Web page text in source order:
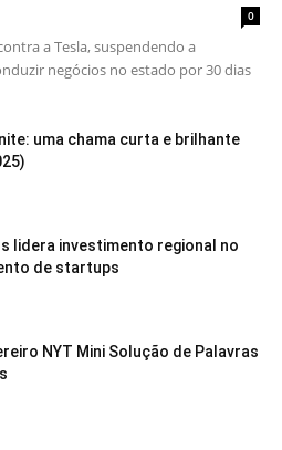
0
a Tesla, suspendendo a
negócios no estado por 30 dias
uma chama curta e brilhante
lidera investimento regional no
de startups
NYT Mini Solução de Palavras